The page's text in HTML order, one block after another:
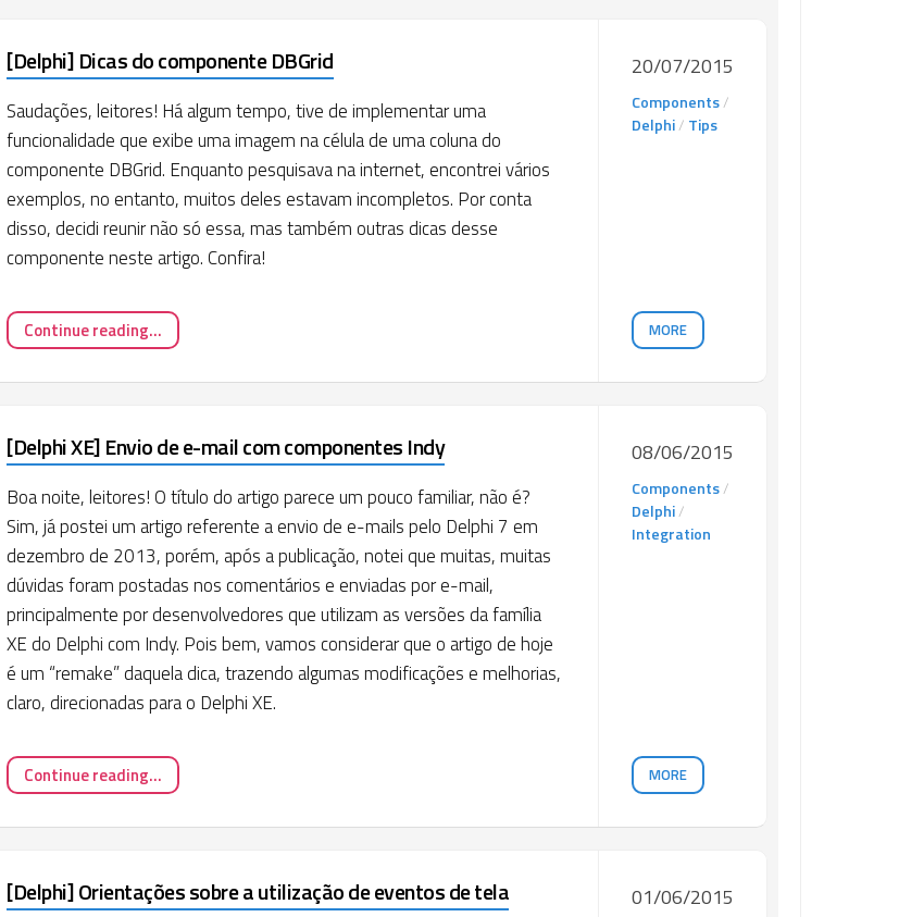
[Delphi] Dicas do componente DBGrid
Saudações, leitores! Há algum tempo, tive de implementar uma
funcionalidade que exibe uma imagem na célula de uma coluna do
componente DBGrid. Enquanto pesquisava na internet, encontrei vários
exemplos, no entanto, muitos deles estavam incompletos. Por conta
disso, decidi reunir não só essa, mas também outras dicas desse
componente neste artigo. Confira!
Continue reading...
20/07/2015
Components/
Delphi/ Tips
MORE
[Delphi XE] Envio de e-mail com componentes Indy
Boa noite, leitores! O título do artigo parece um pouco familiar, não é?
Sim, já postei um artigo referente a envio de e-mails pelo Delphi 7 em
dezembro de 2013, porém, após a publicação, notei que muitas, muitas
dúvidas foram postadas nos comentários e enviadas por e-mail,
principalmente por desenvolvedores que utilizam as versões da família
XE do Delphi com Indy. Pois bem, vamos considerar que o artigo de hoje
é um “remake” daquela dica, trazendo algumas modificações e melhorias,
claro, direcionadas para o Delphi XE.
Continue reading...
08/06/2015
Components/
Delphi/
Integration
MORE
[Delphi] Orientações sobre a utilização de eventos de tela 01/06/2015